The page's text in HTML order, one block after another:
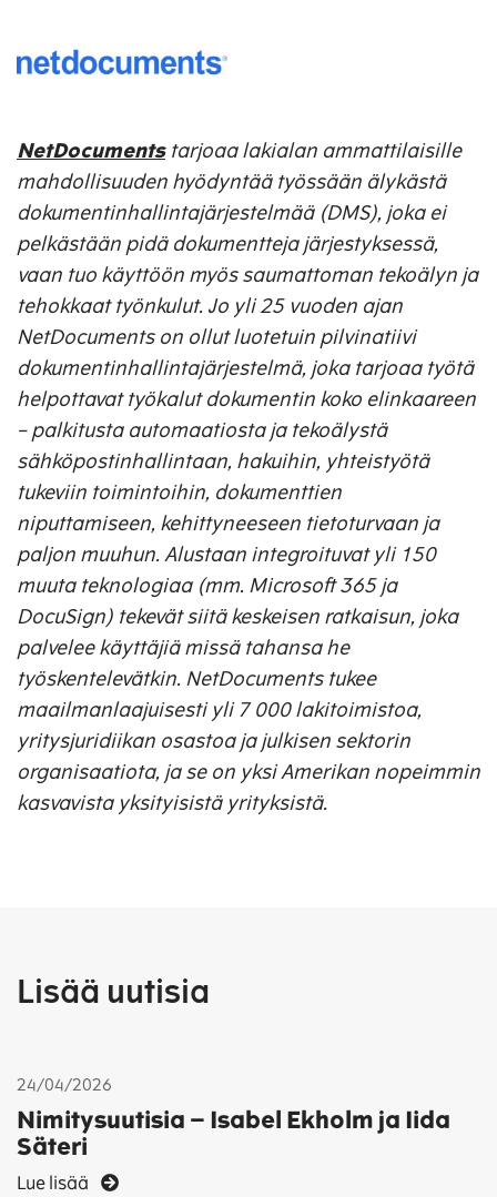
NetDocumentstarjoaa lakialan ammattilaisille
mahdollisuuden hyödyntää työssään älykästä
dokumentinhallintajärjestelmää (DMS), joka ei
pelkästään pidä dokumentteja järjestyksessä,
vaan tuo käyttöön myös saumattoman tekoälyn ja
tehokkaat työnkulut. Jo yli 25 vuoden ajan
NetDocuments on ollut luotetuin pilvinatiivi
dokumentinhallintajärjestelmä, joka tarjoaa työtä
helpottavat työkalut dokumentin koko elinkaareen
– palkitusta automaatiosta ja tekoälystä
sähköpostinhallintaan, hakuihin, yhteistyötä
tukeviin toimintoihin, dokumenttien
niputtamiseen, kehittyneeseen tietoturvaan ja
paljon muuhun. Alustaan integroituvat yli 150
muuta teknologiaa (mm. Microsoft 365 ja
DocuSign) tekevät siitä keskeisen ratkaisun, joka
palvelee käyttäjiä missä tahansa he
työskentelevätkin. NetDocuments tukee
maailmanlaajuisesti yli 7 000 lakitoimistoa,
yritysjuridiikan osastoa ja julkisen sektorin
organisaatiota, ja se on yksi Amerikan nopeimmin
kasvavista yksityisistä yrityksistä.
Lisää uutisia
24/04/2026
Nimitysuutisia – Isabel Ekholm ja Iida
Säteri
Lue lisää